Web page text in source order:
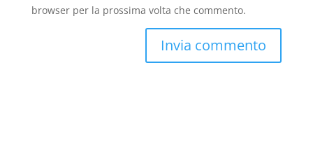
browser per la prossima volta che commento.